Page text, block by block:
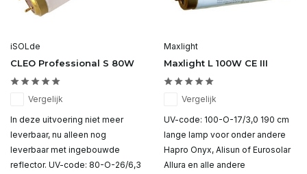
iSOLde
CLEO Professional S 80W
Vergelijk
In deze uitvoering niet meer
leverbaar, nu alleen nog
leverbaar met ingebouwde
reflector. UV-code: 80-O-26/6,3
Maxlight
Maxlight L 100W CE III
Vergelijk
UV-code: 100-O-17/3,0 190 cm
lange lamp voor onder andere
Hapro Onyx, Alisun of Eurosolar
Allura en alle andere